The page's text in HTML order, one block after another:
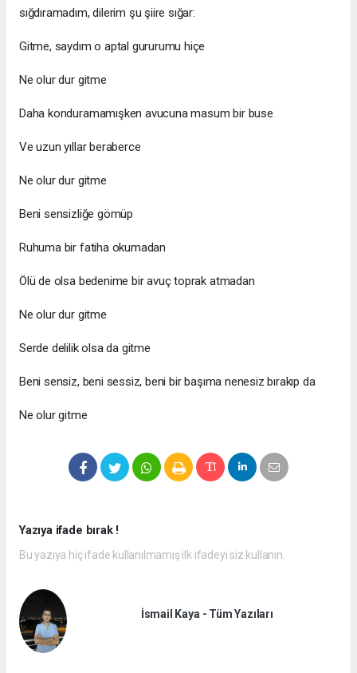
sığdıramadım, dilerim şu şiire sığar:
Gitme, saydım o aptal gururumu hiçe
Ne olur dur gitme
Daha konduramamışken avucuna masum bir buse
Ve uzun yıllar beraberce
Ne olur dur gitme
Beni sensizliğe gömüp
Ruhuma bir fatiha okumadan
Ölü de olsa bedenime bir avuç toprak atmadan
Ne olur dur gitme
Serde delilik olsa da gitme
Beni sensiz, beni sessiz, beni bir başıma nenesiz bırakıp da
Ne olur gitme
Yazıya ifade bırak !
Bu yazıya hiç ifade kullanılmamış ilk ifadeyi siz kullanın.
İsmail Kaya - Tüm Yazıları